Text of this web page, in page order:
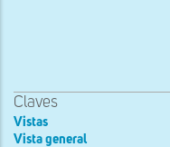
Claves
Vistas
Vista general